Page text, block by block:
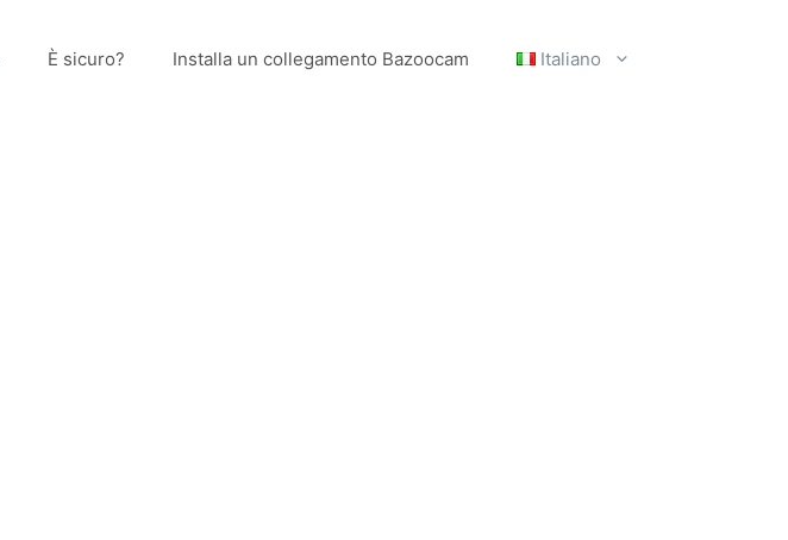
È sicuro? Installa un collegamento Bazoocam Italiano